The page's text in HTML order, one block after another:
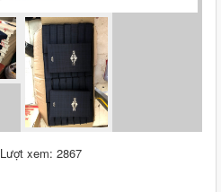
Lượt xem: 2867